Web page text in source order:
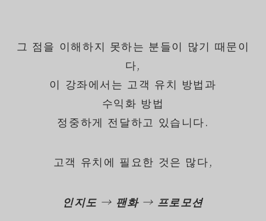
그 점을 이해하지 못하는 분들이 많기 때문이
다,
이 강좌에서는 고객 유치 방법과
수익화 방법
정중하게 전달하고 있습니다.
고객 유치에 필요한 것은 많다,
인지도 → 팬화 → 프로모션